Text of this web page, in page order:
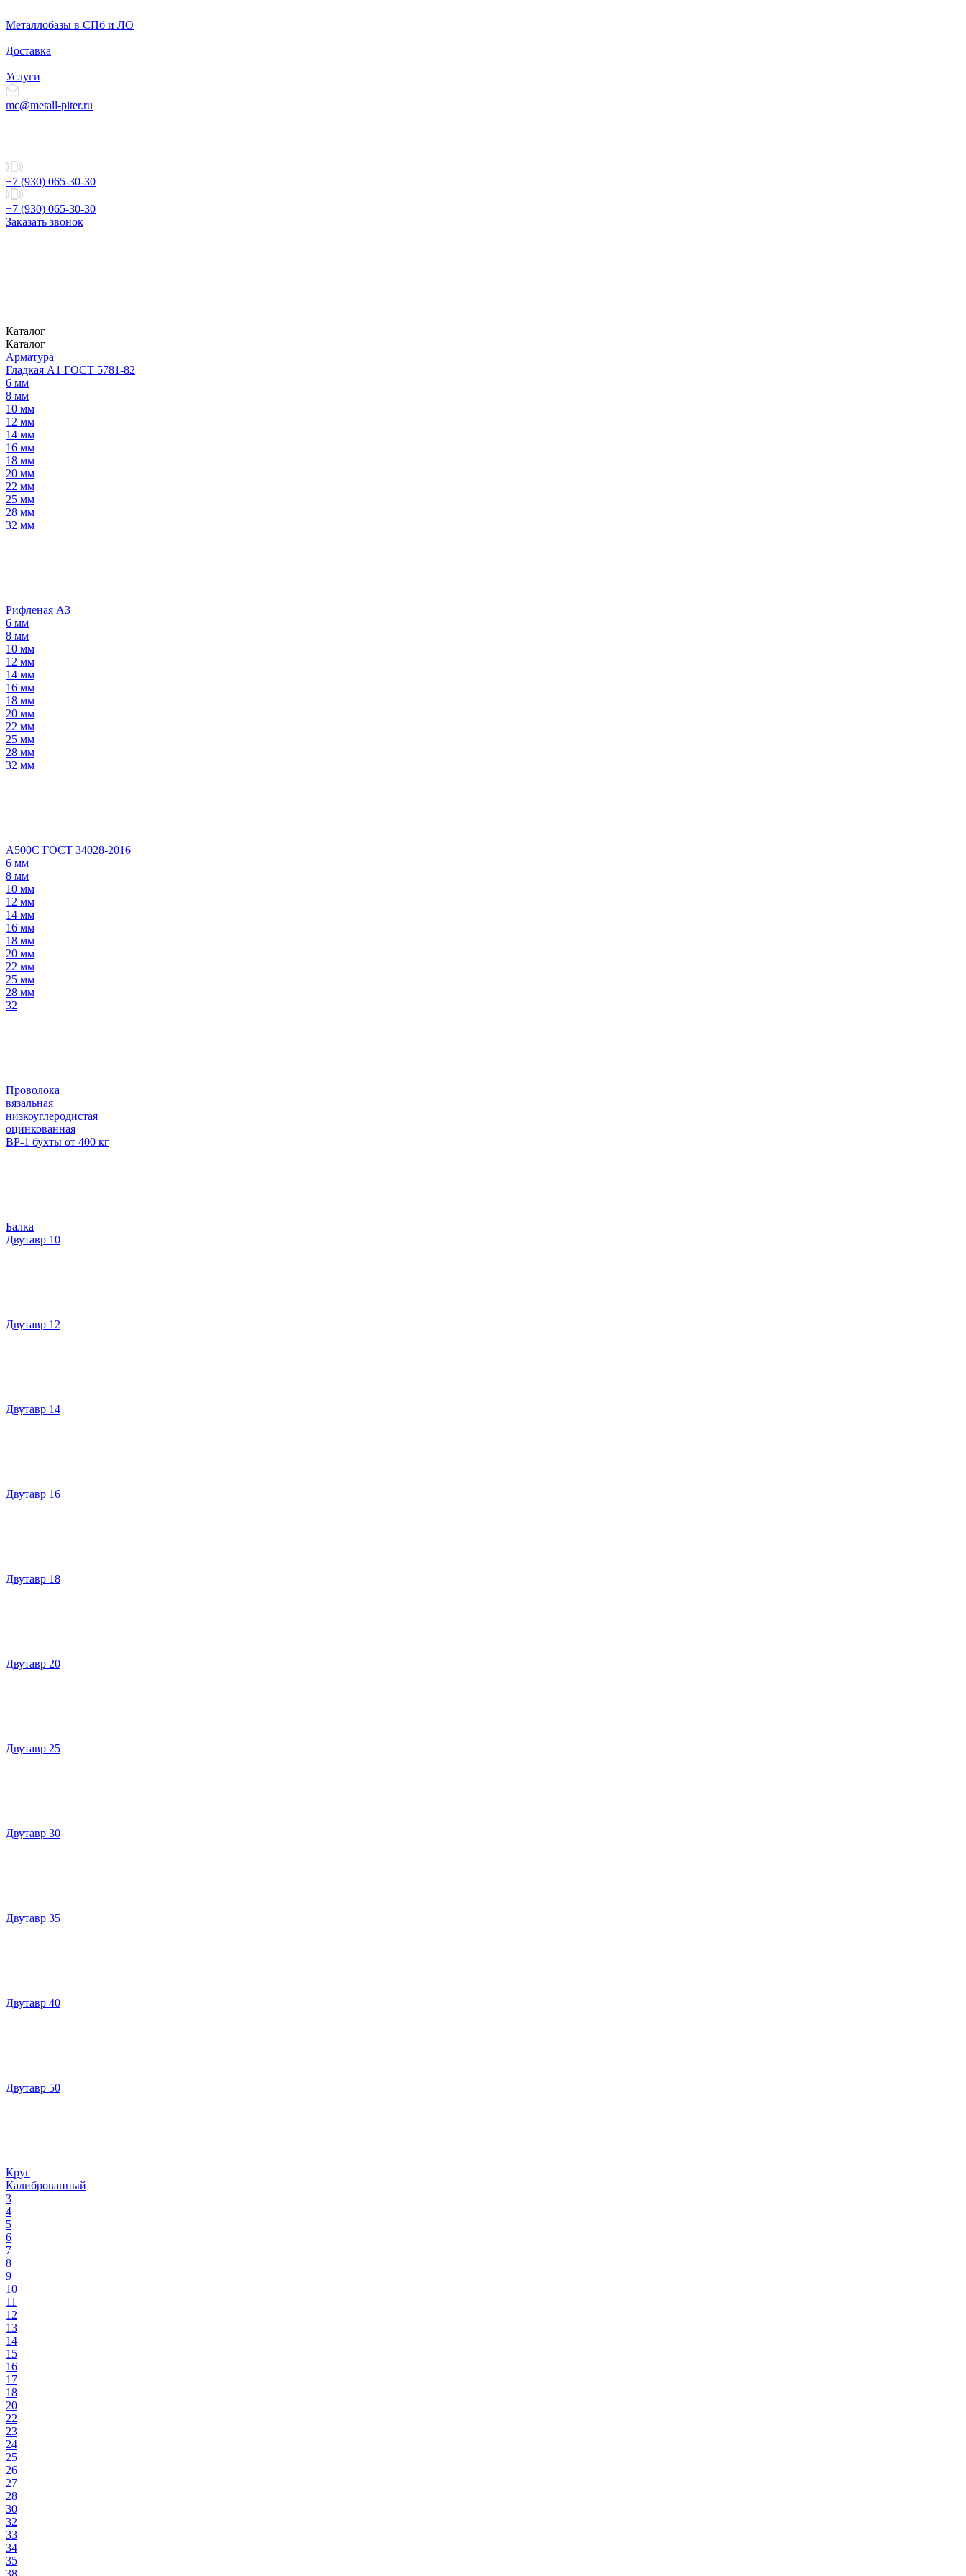
Металлобазы в СПб и ЛО
Доставка
Услуги
mc@metall-piter.ru
+7 (930) 065-30-30
+7 (930) 065-30-30
Заказать звонок
Каталог
Каталог
Арматура
Гладкая А1 ГОСТ 5781-82
6 мм
8 мм
10 мм
12 мм
14 мм
16 мм
18 мм
20 мм
22 мм
25 мм
28 мм
32 мм
Рифленая А3
6 мм
8 мм
10 мм
12 мм
14 мм
16 мм
18 мм
20 мм
22 мм
25 мм
28 мм
32 мм
А500С ГОСТ 34028-2016
6 мм
8 мм
10 мм
12 мм
14 мм
16 мм
18 мм
20 мм
22 мм
25 мм
28 мм
32
Проволока
вязальная
низкоуглеродистая
оцинкованная
ВР-1 бухты от 400 кг
Балка
Двутавр 10
Двутавр 12
Двутавр 14
Двутавр 16
Двутавр 18
Двутавр 20
Двутавр 25
Двутавр 30
Двутавр 35
Двутавр 40
Двутавр 50
Круг
Калиброванный
3
4
5
6
7
8
9
10
11
12
13
14
15
16
17
18
20
22
23
24
25
26
27
28
30
32
33
34
35
38